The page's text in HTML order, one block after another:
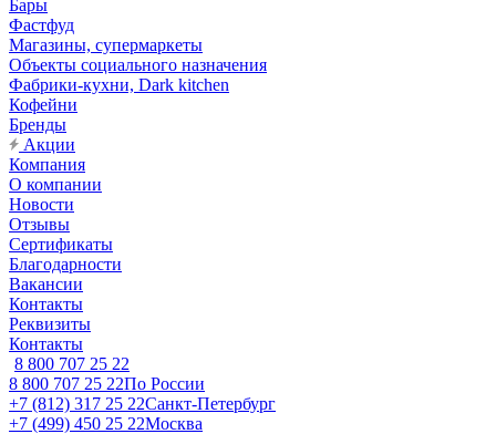
Бары
Фастфуд
Магазины, супермаркеты
Объекты социального назначения
Фабрики-кухни, Dark kitchen
Кофейни
Бренды
Акции
Компания
О компании
Новости
Отзывы
Сертификаты
Благодарности
Вакансии
Контакты
Реквизиты
Контакты
8 800 707 25 22
8 800 707 25 22По России
+7 (812) 317 25 22Санкт-Петербург
+7 (499) 450 25 22Москва